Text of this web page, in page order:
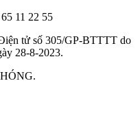
11 22 55
tử số 305/GP-BTTTT do
28-8-2023.